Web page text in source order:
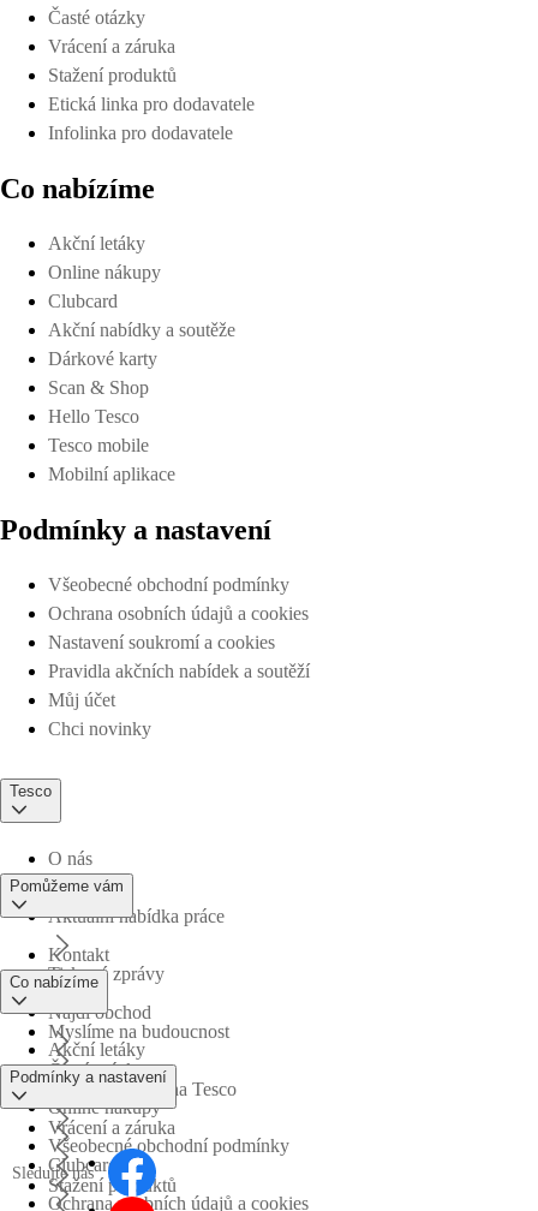
Časté otázky
Vrácení a záruka
Stažení produktů
Etická linka pro dodavatele
Infolinka pro dodavatele
Co nabízíme
Akční letáky
Online nákupy
Clubcard
Akční nabídky a soutěže
Dárkové karty
Scan & Shop
Hello Tesco
Tesco mobile
Mobilní aplikace
Podmínky a nastavení
Všeobecné obchodní podmínky
Ochrana osobních údajů a cookies
Nastavení soukromí a cookies
Pravidla akčních nabídek a soutěží
Můj účet
Chci novinky
Tesco
O nás
Aktuální nabídka práce
Tiskové zprávy
Myslíme na budoucnost
Obchodní skupina Tesco
Pomůžeme vám
Kontakt
Najdi obchod
Časté otázky
Vrácení a záruka
Stažení produktů
Co nabízíme
Akční letáky
Online nákupy
Clubcard
Podmínky a nastavení
Všeobecné obchodní podmínky
Ochrana osobních údajů a cookies
Sledujte nás